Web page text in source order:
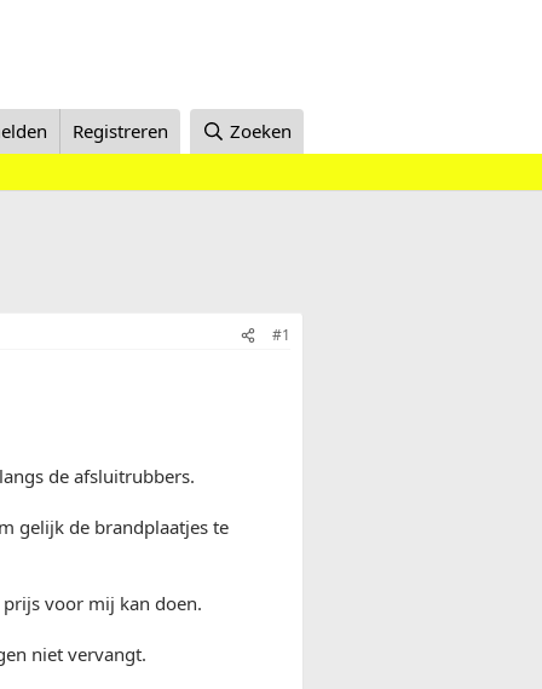
Registreren Zoeken
#1
de afsluitrubbers.
gelijk de brandplaatjes te
voor mij kan doen.
niet vervangt.